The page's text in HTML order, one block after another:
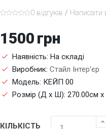
0 відгуків / Написати
1500 грн
Наявність: На складі
Виробник:Стайл Інтер'єр
Модель: КЕЙП 00
Розмір (Д x Ш): 270.00см x
КІЛЬКІСТЬ